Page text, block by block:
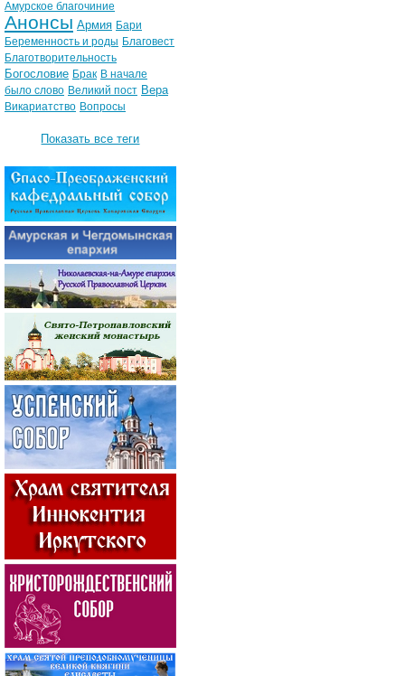
Амурское благочиние
Анонсы Армия Бари
Беременность и роды Благовест
Благотворительность
Богословие Брак В начале
было слово Великий пост Вера
Викариатство Вопросы
Показать все теги